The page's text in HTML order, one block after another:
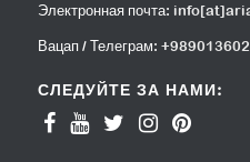
Электронная почта:
Вацап / Телеграм:
СЛЕДУЙТЕ ЗА НАМИ: